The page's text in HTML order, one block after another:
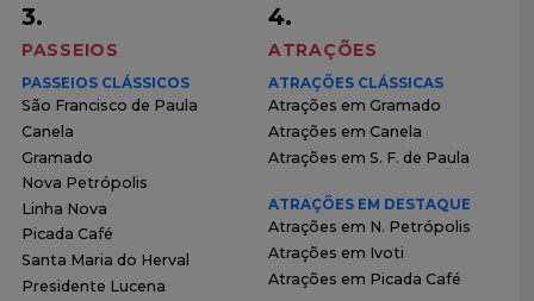
3.
PASSEIOS
PASSEIOS CLÁSSICOS
São Francisco de Paula
Canela
Gramado
Nova Petrópolis
Linha Nova
Picada Café
Santa Maria do Herval
Presidente Lucena
4.
ATRAÇÕES
ATRAÇÕES CLÁSSICAS
Atrações em Gramado
Atrações em Canela
Atrações em S. F. de Paula
ATRAÇÕES EM DESTAQUE
Atrações em N. Petrópolis
Atrações em Ivoti
Atrações em Picada Café